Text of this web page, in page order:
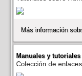
Más información
Manuales y tutoriales
Colección de